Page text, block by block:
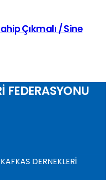
Çıkmalı / Sine
FEDERASYONU
DERNEKLERİ